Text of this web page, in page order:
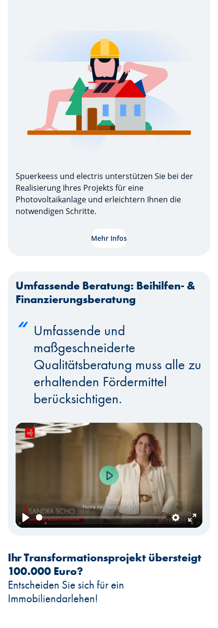
Spuerkeess und electris unterstützen Sie bei der
Realisierung Ihres Projekts für eine
Photovoltaikanlage und erleichtern Ihnen die
notwendigen Schritte.
Mehr Infos
Umfassende Beratung: Beihilfen- &
Finanzierungsberatung
Umfassende und
maßgeschneiderte
Qualitätsberatung muss alle zu
erhaltenden Fördermittel
berücksichtigen.
Play Settings
Enter
Play
Ihr Transformationsprojekt übersteigt
100.000 Euro?
Entscheiden Sie sich für ein
Immobiliendarlehen!